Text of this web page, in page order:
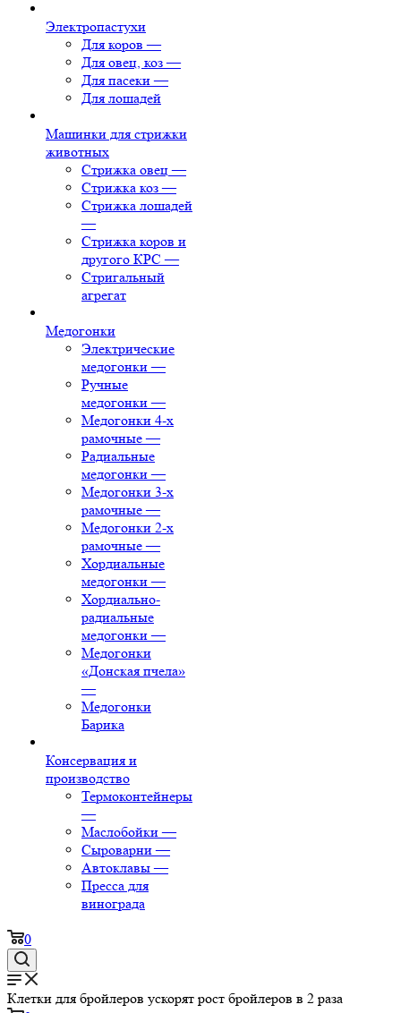
Электропастухи
Для коров —
Для овец, коз —
Для пасеки —
Для лошадей
Машинки для стрижки
животных
Стрижка овец —
Стрижка коз —
Стрижка лошадей
—
Стрижка коров и
другого КРС —
Стригальный
агрегат
Медогонки
Электрические
медогонки —
Ручные
медогонки —
Медогонки 4-х
рамочные —
Радиальные
медогонки —
Медогонки 3-х
рамочные —
Медогонки 2-х
рамочные —
Хордиальные
медогонки —
Хордиально-
радиальные
медогонки —
Медогонки
«Донская пчела»
—
Медогонки
Барика
Консервация и
производство
Термоконтейнеры
—
Маслобойки —
Сыроварни —
Автоклавы —
Пресса для
винограда
0
Клетки для бройлеров ускорят рост бройлеров в 2 раза